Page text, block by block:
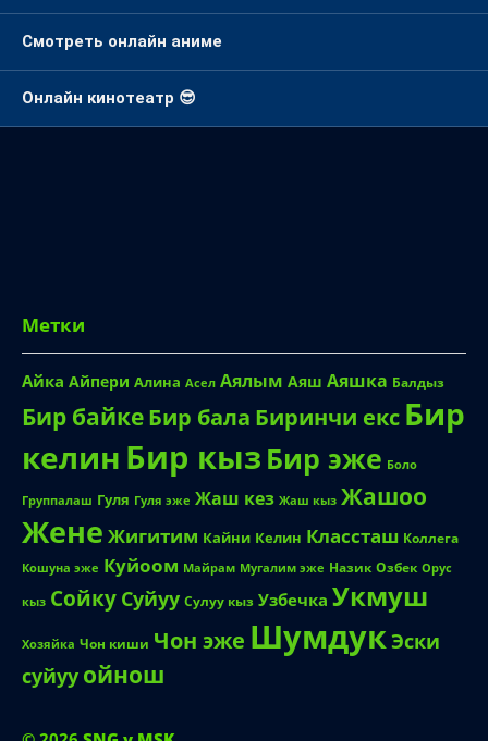
Смотреть онлайн аниме
Онлайн кинотеатр 😎
Метки
Айка Айпери Алина Асел Аялым Аяш Аяшка Балдыз
Бир байкеБир бала Биринчи екс Бир
келин Бир кыз Бир эже Боло
Группалаш Гуля Гуля эже Жаш кез Жаш кыз Жашоо
Жене Жигитим Кайни Келин Классташ Коллега
Кошуна эже Куйоом Майрам Мугалим эже Назик Озбек Орус
кыз Сойку Суйуу Сулуу кыз Узбечка Укмуш
Хозяйка Чон киши Чон эже ШумдукЭски
суйуу ойнош